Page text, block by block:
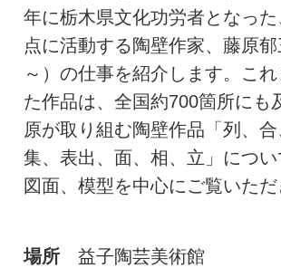
年に栃木県文化功労者となっ
点に活動する陶壁作家、藤原
～）の仕事を紹介します。こ
た作品は、全国約700箇所にも
原が取り組む陶壁作品「列、合
集、表出、面、相、立」につ
図面、模型を中心にご覧いただ
場所益子陶芸美術館